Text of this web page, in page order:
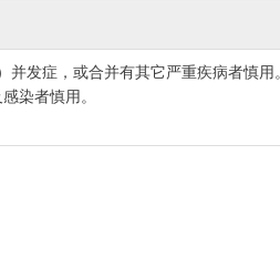
发症，或合并有其它严重疾病者慎用
染者慎用。